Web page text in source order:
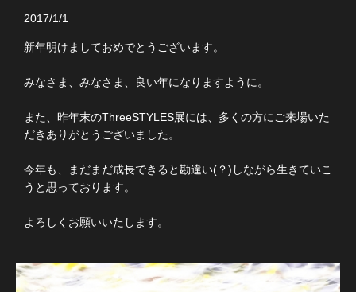
2017/1/1
新年明けましておめでとうございます。
みなさま、みなさま、良い年になりますように。
また、昨年末のThreeSTYLES展には、多くの方にご来場いた
だきありがとうございました。
今年も、まだまだ成長できると勘違い(？)しながら生きていこ
うと思っております。
よろしくお願いいたします。